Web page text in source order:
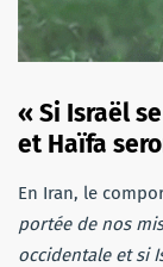
« Si Israël
et Haïfa
En Iran, le
portée de nos
occidentale et si